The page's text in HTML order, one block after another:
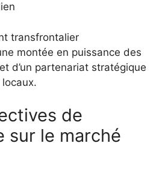
transfrontalier
montée en puissance des
d’un partenariat stratégique
de
sur le marché